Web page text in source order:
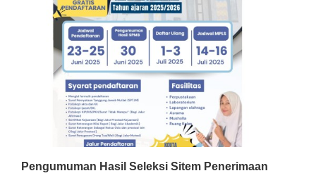
Pengumuman Hasil Seleksi Sitem Penerimaan